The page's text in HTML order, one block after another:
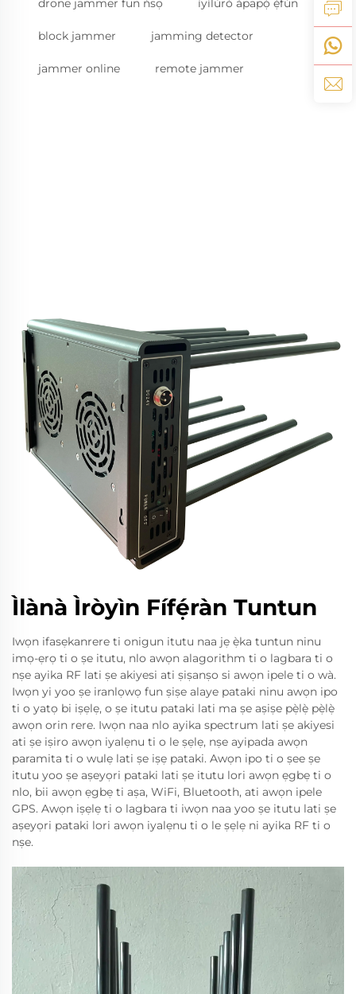
drone jammer fun ńsọ ìyílùrò àpapọ̀ ẹ̀fún
block jammer jamming detector
jammer online remote jammer
Ìlànà Ìròyìn Fífẹ́ràn Tuntun
Iwọn ifasẹkanrere ti onigun itutu naa jẹ ẹ̀ka tuntun ninu
imọ-ẹrọ ti o ṣe itutu, nlo awọn alagorithm ti o lagbara ti o
nṣe ayika RF lati ṣe akiyesi ati ṣiṣanṣo si awọn ipele ti o wà.
Iwọn yi yoo ṣe iranlọwọ fun ṣiṣe alaye pataki ninu awọn ipo
ti o yatọ bi iṣẹlẹ, o ṣe itutu pataki lati ma ṣe aṣiṣe pẹ̀lẹ̀ pẹ̀lẹ̀
awọn orin rere. Iwọn naa nlo ayika spectrum lati ṣe akiyesi
ati ṣe iṣiro awọn iyalẹnu ti o le ṣẹlẹ, nṣe ayipada awọn
paramita ti o wulẹ lati ṣe iṣẹ pataki. Awọn ipo ti o ṣee ṣe
itutu yoo ṣe aṣeyọri pataki lati ṣe itutu lori awọn ẹgbẹ ti o
nlo, bii awọn ẹgbẹ ti aṣa, WiFi, Bluetooth, ati awọn ipele
GPS. Awọn iṣẹlẹ ti o lagbara ti iwọn naa yoo ṣe itutu lati ṣe
aṣeyọri pataki lori awọn iyalẹnu ti o le ṣẹlẹ ni ayika RF ti o
nṣe.